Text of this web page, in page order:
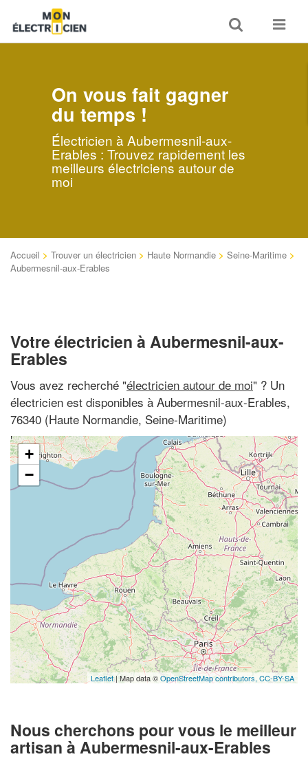
Toggle
search
Toggle
On vous fait gagner
du temps !
Électricien à Aubermesnil-aux-
Erables : Trouvez rapidement les
meilleurs électriciens autour de
moi
Accueil > Trouver un électricien > Haute Normandie > Seine-Maritime >
Aubermesnil-aux-Erables
Votre électricien à Aubermesnil-aux-
Erables
Vous avez recherché "électricien autour de moi" ? Un
électricien est disponibles à Aubermesnil-aux-Erables,
76340 (Haute Normandie, Seine-Maritime)
+
−
Leaflet| Map data ©OpenStreetMap contributors, CC-BY-SA
Nous cherchons pour vous le meilleur
artisan à Aubermesnil-aux-Erables